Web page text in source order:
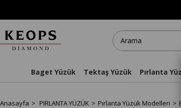
Baget Yüzük Tektaş Yüzük Pırlanta
Anasayfa PIRLANTA YÜZÜK Pırlanta Yüzük Modelleri